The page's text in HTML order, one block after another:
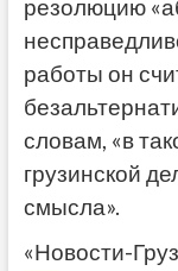
резолюцию
работы он
словам, «в
грузинской
смысла».
«Новости-